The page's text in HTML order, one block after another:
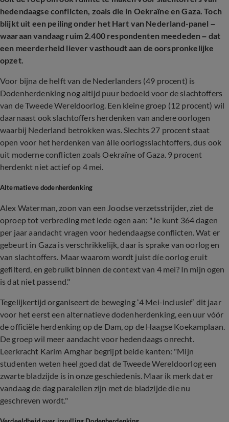
hedendaagse conflicten, zoals die in Oekraïne en Gaza. Toch
blijkt uit een peiling onder het Hart van Nederland-panel –
waaraan vandaag ruim 2.400 respondenten meededen – dat
een meerderheid liever vasthoudt aan de oorspronkelijke
opzet.
Voor bijna de helft van de Nederlanders (49 procent) is
Dodenherdenking nog altijd puur bedoeld voor de slachtoffers
van de Tweede Wereldoorlog. Een kleine groep (12 procent) wil
daarnaast ook slachtoffers herdenken van andere oorlogen
waarbij Nederland betrokken was. Slechts 27 procent staat
open voor het herdenken van álle oorlogsslachtoffers, dus ook
uit moderne conflicten zoals Oekraïne of Gaza. 9 procent
herdenkt niet actief op 4 mei.
Alternatieve dodenherdenking
Alex Waterman, zoon van een Joodse verzetsstrijder, ziet de
oproep tot verbreding met lede ogen aan: " Je kunt 364 dagen
per jaar aandacht vragen voor hedendaagse conflicten. Wat er
gebeurt in Gaza is verschrikkelijk, daar is sprake van oorlog en
van slachtoffers. Maar waarom wordt juist díe oorlog eruit
gefilterd, en gebruikt binnen de context van 4 mei? In mijn ogen
is dat niet passend."
Tegelijkertijd organiseert de beweging ‘4 Mei-inclusief’ dit jaar
voor het eerst een alternatieve dodenherdenking, een uur vóór
de officiële herdenking op de Dam, op de Haagse Koekamplaan.
De groep wil meer aandacht voor hedendaags onrecht.
Leerkracht Karim Amghar begrijpt beide kanten: "Mijn
studenten weten heel goed dat de Tweede Wereldoorlog een
zwarte bladzijde is in onze geschiedenis. Maar ik merk dat er
vandaag de dag paralellen zijn met de bladzijde die nu
geschreven wordt."